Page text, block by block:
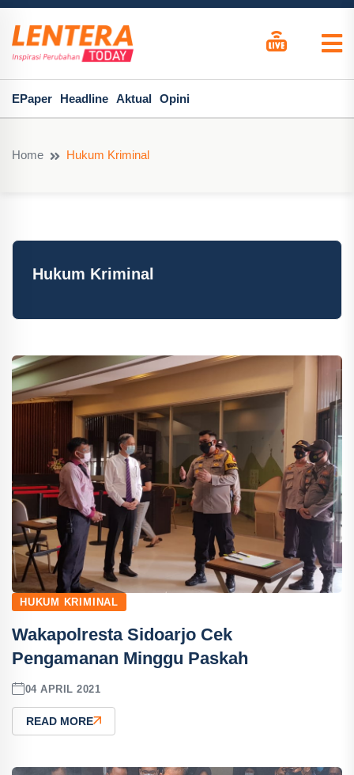
EPaper Headline Aktual Opini
Home Hukum Kriminal
Hukum Kriminal
HUKUM KRIMINAL
Wakapolresta Sidoarjo Cek
Pengamanan Minggu Paskah
04 APRIL 2021
READ MORE